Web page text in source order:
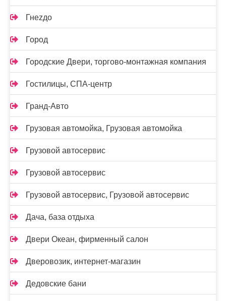
Гнеzдо
Город
Городские Двери, торгово-монтажная компания
Гостилицы, СПА-центр
Гранд-Авто
Грузовая автомойка, Грузовая автомойка
Грузовой автосервис
Грузовой автосервис
Грузовой автосервис, Грузовой автосервис
Дача, база отдыха
Двери Океан, фирменный салон
Дверовозик, интернет-магазин
Дедовские бани